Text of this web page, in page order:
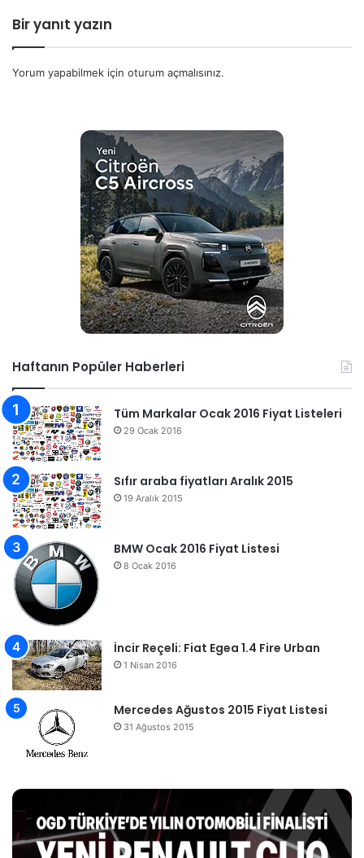
Bir yanıt yazın
Yorum yapabilmek için oturum açmalısınız.
Haftanın Popüler Haberleri
Tüm Markalar Ocak 2016 Fiyat Listeleri
29 Ocak 2016
Sıfır araba fiyatları Aralık 2015
19 Aralık 2015
BMW Ocak 2016 Fiyat Listesi
8 Ocak 2016
İncir Reçeli: Fiat Egea 1.4 Fire Urban
1 Nisan 2016
Mercedes Ağustos 2015 Fiyat Listesi
31 Ağustos 2015